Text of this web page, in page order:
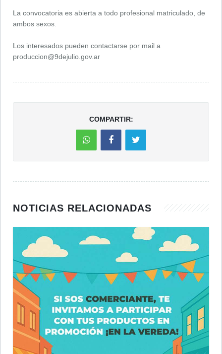
La convocatoria es abierta a todo profesional matriculado, de
ambos sexos.
Los interesados pueden contactarse por mail a
produccion@9dejulio.gov.ar
COMPARTIR:
NOTICIAS RELACIONADAS